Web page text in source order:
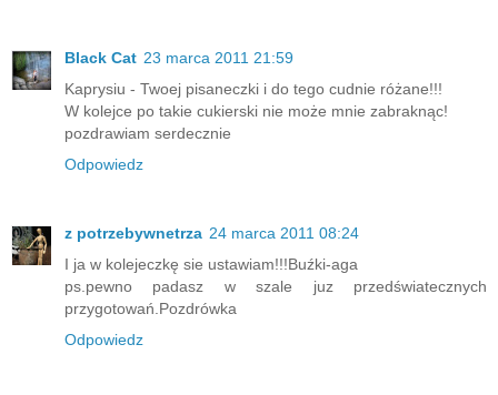
Black Cat 23 marca 2011 21:59
Kaprysiu - Twoej pisaneczki i do tego cudnie różane!!!
W kolejce po takie cukierski nie może mnie zabraknąc!
pozdrawiam serdecznie
Odpowiedz
z potrzebywnetrza 24 marca 2011 08:24
I ja w kolejeczkę sie ustawiam!!!Buźki-aga
ps.pewno padasz w szale juz przedświatecznych
przygotowań.Pozdrówka
Odpowiedz